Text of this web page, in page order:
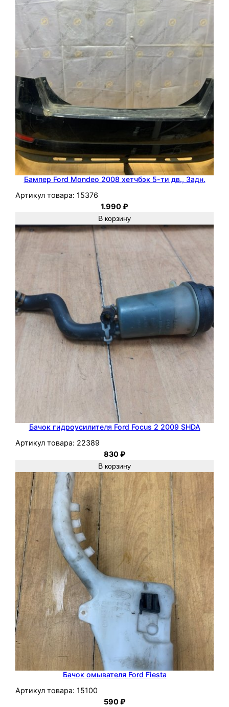
2
0
0
5
H
W
D
Бампер Ford Mondeo 2008 хетчбэк 5-ти дв., Задн.
Артикул товара: 15376
1.990₽
В корзину
Бачок гидроусилителя Ford Focus 2 2009 SHDA
Артикул товара: 22389
830₽
В корзину
Бачок омывателя Ford Fiesta
Артикул товара: 15100
590₽